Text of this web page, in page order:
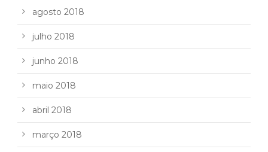
agosto 2018
julho 2018
junho 2018
maio 2018
abril 2018
março 2018